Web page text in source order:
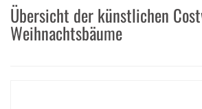
Übersicht der künstlichen
Weihnachtsbäume